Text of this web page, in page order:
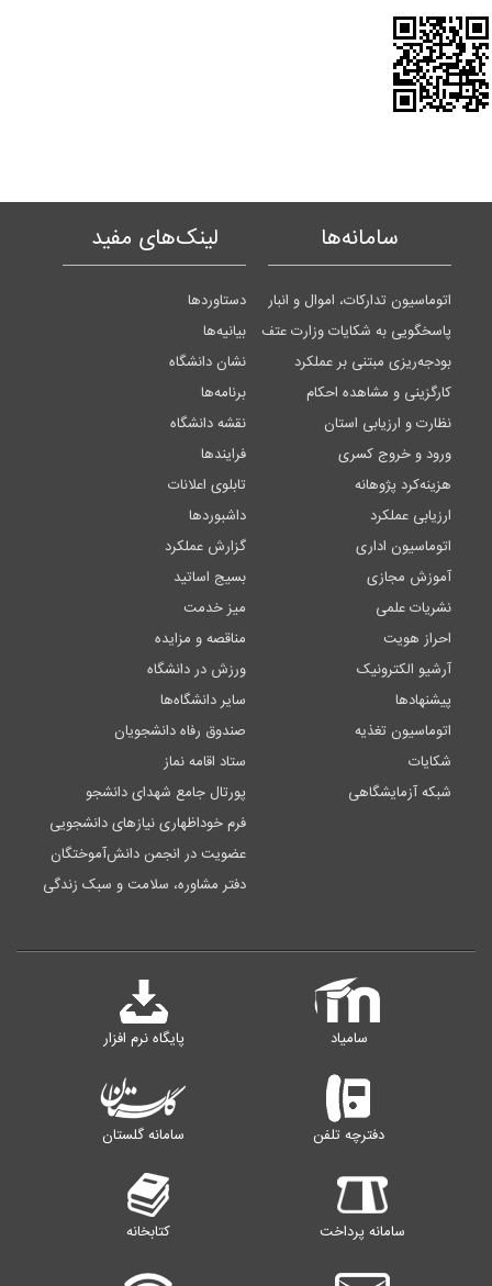
سامانه‌ها
اتوماسیون تدارکات، اموال و انبار
پاسخگویی به شکایات وزارت عتف
بودجه‌ریزی مبتنی بر عملکرد
کارگزینی و مشاهده احکام
نظارت و ارزیابی استان
ورود و خروج کسری
هزینه‌کرد پژوهانه
ارزیابی عملکرد
اتوماسیون اداری
آموزش مجازی
نشریات علمی
احراز هویت
آرشیو الکترونیک
پیشنهادها
اتوماسیون تغذیه
شکایات
شبکه آزمایشگاهی
لینک‌های مفید
دستاوردها
بیانیه‌ها
نشان دانشگاه
برنامه‌ها
نقشه دانشگاه
فرایندها
تابلوی اعلانات
داشبوردها
گزارش عملکرد
بسیج اساتید
میز خدمت
مناقصه و مزایده
ورزش در دانشگاه
سایر دانشگاه‌ها
صندوق رفاه دانشجویان
ستاد اقامه نماز
پورتال جامع شهدای دانشجو
فرم خوداظهاری نیازهای دانشجویی
عضویت در انجمن دانش‌آموختگان
دفتر مشاوره، سلامت و سبک زندگی
سامیاد پایگاه نرم افزار
دفترچه تلفن سامانه گلستان
سامانه پرداخت کتابخانه